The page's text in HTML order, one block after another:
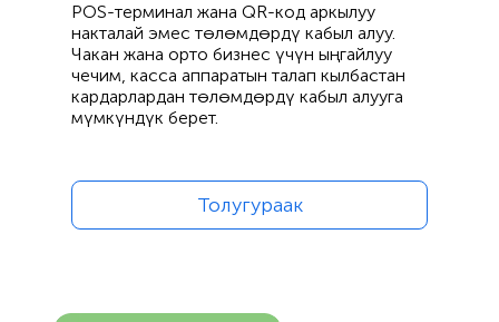
POS-терминал жана QR-код аркылуу
накталай эмес төлөмдөрдү кабыл алуу.
Чакан жана орто бизнес үчүн ыңгайлуу
чечим, касса аппаратын талап кылбастан
кардарлардан төлөмдөрдү кабыл алууга
мүмкүндүк берет.
Толугураак